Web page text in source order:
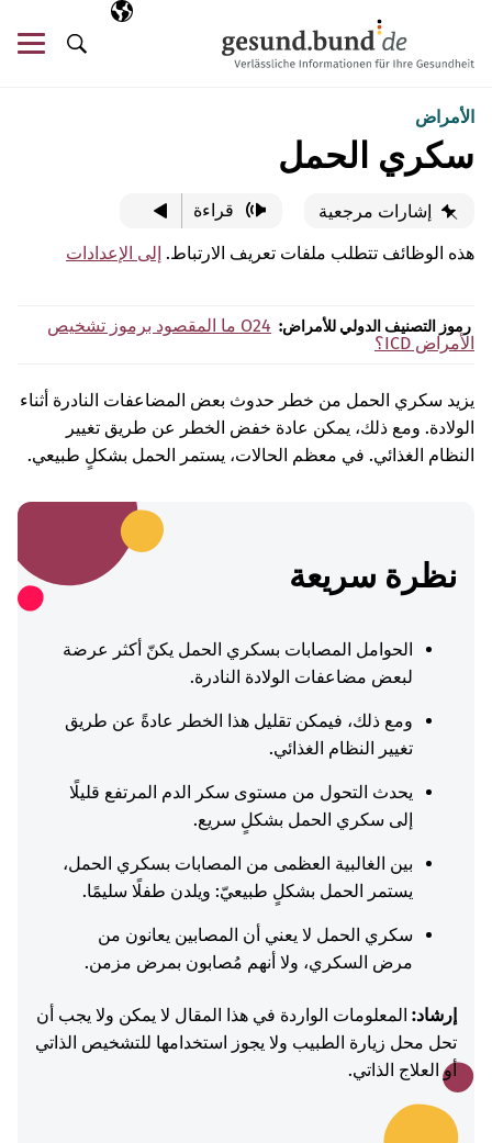
اللغة المختارة
AR
البحث
الأمراض
سكري الحمل
إشارات مرجعية قراءة
هذه الوظائف تتطلب ملفات تعريف الارتباط. إلى الإعدادات
رموز التصنيف الدولي للأمراض: O24 ما المقصود برموز تشخيص
الأمراض ICD؟
يزيد سكري الحمل من خطر حدوث بعض المضاعفات النادرة أثناء
الولادة. ومع ذلك، يمكن عادة خفض الخطر عن طريق تغيير
النظام الغذائي. في معظم الحالات، يستمر الحمل بشكلٍ طبيعي.
نظرة سريعة
الحوامل المصابات بسكري الحمل يكنّ أكثر عرضة
لبعض مضاعفات الولادة النادرة.
ومع ذلك، فيمكن تقليل هذا الخطر عادةً عن طريق
تغيير النظام الغذائي.
يحدث التحول من مستوى سكر الدم المرتفع قليلًا
إلى سكري الحمل بشكلٍ سريع.
بين الغالبية العظمى من المصابات بسكري الحمل،
يستمر الحمل بشكلٍ طبيعيّ: ويلدن طفلًا سليمًا.
سكري الحمل لا يعني أن المصابين يعانون من
مرض السكري، ولا أنهم مُصابون بمرض مزمن.
إرشاد: المعلومات الواردة في هذا المقال لا يمكن ولا يجب أن
تحل محل زيارة الطبيب ولا يجوز استخدامها للتشخيص الذاتي
أو العلاج الذاتي.